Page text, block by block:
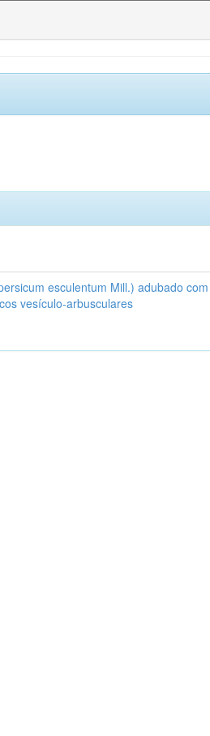
esculentum Mill.) adubado
vesículo-arbusculares